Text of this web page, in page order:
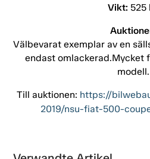
Vikt: 525
Välbevarat exemplar av en
endast omlackerad.Mycket
modell.
Till auktionen: https://
2019/nsu-fiat-500-